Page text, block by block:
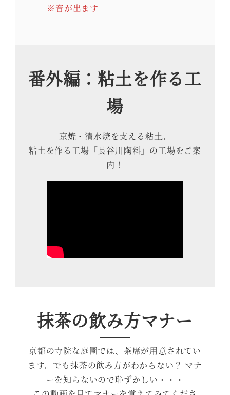
※音が出ます
番外編：粘土を作る工
場
京焼・清水焼を支える粘土。
粘土を作る工場「長谷川陶料」の工場をご案
内！
抹茶の飲み方マナー
京都の寺院な庭園では、茶席が用意されてい
ます。でも抹茶の飲み方がわからない？ マナ
ーを知らないので恥ずかしい・・・